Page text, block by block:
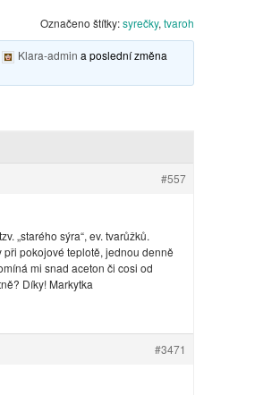
Označeno štítky:syrečky, tvaroh
Klara-admin a poslední změna
#557
„starého sýra“, ev. tvarůžků.
při pokojové teplotě, jednou denně
mi snad aceton či cosi od
Díky! Markytka
#3471